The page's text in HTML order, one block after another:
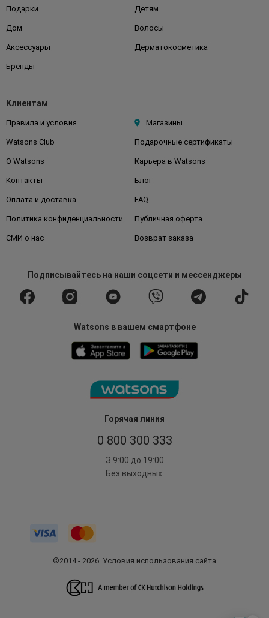
Горячая линия
0 800 300 333
З 9:00 до 19:00
Без выходных
Подарки Детям
Дом Волосы
Аксессуары Дерматокосметика
Бренды
Клиентам
Правила и условия Магазины
Watsons Club Подарочные сертификаты
О Watsons Карьера в Watsons
Контакты Блог
Оплата и доставка FAQ
Политика конфиденциальности Публичная оферта
СМИ о нас Возврат заказа
Подписывайтесьна наши соцсети и мессенджеры
Watsons в вашем смартфоне
©2014 - 2026. Условия использования сайта